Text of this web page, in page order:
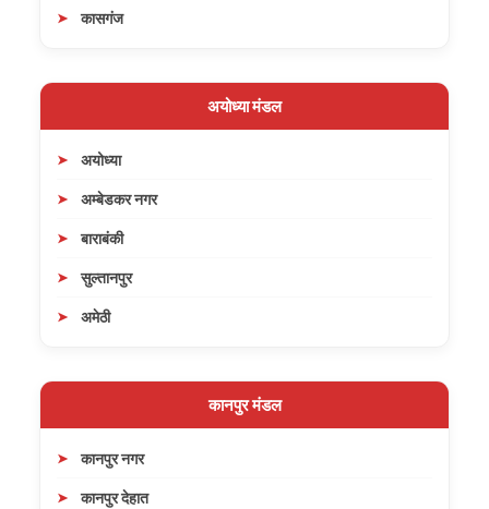
कासगंज
अयोध्या मंडल
अयोध्या
अम्बेडकर नगर
बाराबंकी
सुल्तानपुर
अमेठी
कानपुर मंडल
कानपुर नगर
कानपुर देहात